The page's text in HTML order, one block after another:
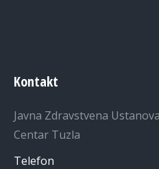
Kontakt
Javna Zdravstvena
Centar Tuzla
Telefon